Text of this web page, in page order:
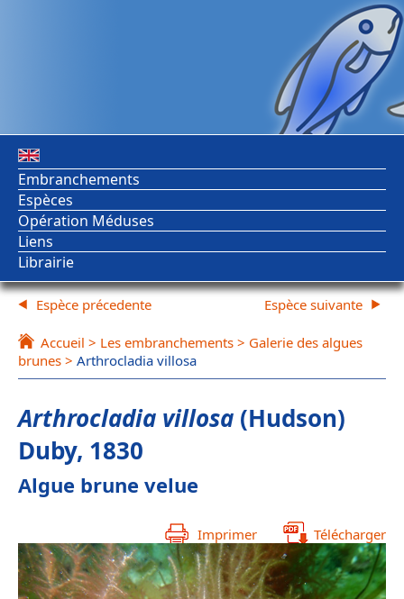
Embranchements
Espèces
Opération Méduses
Liens
Librairie
Espèce précedente
Accueil > Les embranchements > Galerie des algues
brunes > Arthrocladia villosa
Espèce suivante
Arthrocladia villosa (Hudson)
Duby, 1830
Algue brune velue
Imprimer Télécharger